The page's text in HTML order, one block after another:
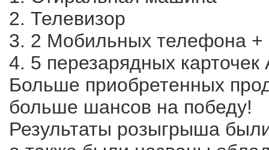
2. Телевизор
3. 2 Мобильных телефона +
4. 5 перезарядных
Больше приобретенных
больше шансов на победу!
Результаты розыгрыша